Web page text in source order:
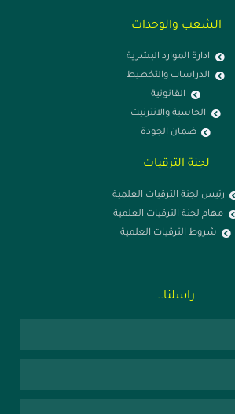
البشرية
العلمية
العلمية
العلمية